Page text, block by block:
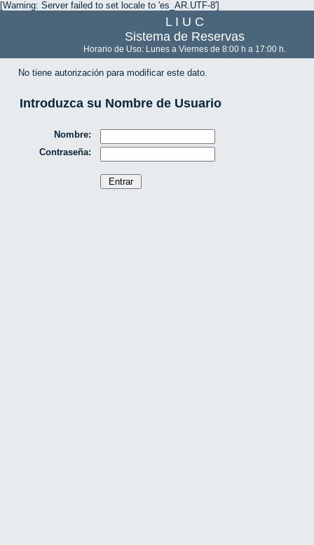
[Warning: Server failed to set locale to 'es_AR.UTF-8']
L I U C
Sistema de Reservas
Horario de Uso: Lunes a Viernes de 8:00 h a 17:00 h.
No tiene autorización para modificar este dato.
Introduzca su Nombre de Usuario
Nombre:
Contraseña: